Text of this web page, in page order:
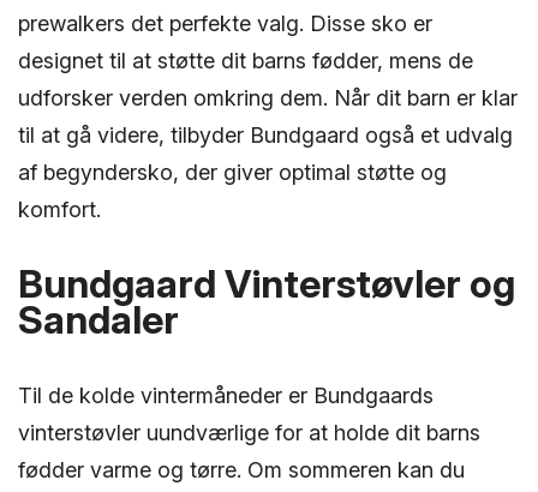
prewalkers det perfekte valg. Disse sko er
designet til at støtte dit barns fødder, mens de
udforsker verden omkring dem. Når dit barn er klar
til at gå videre, tilbyder Bundgaard også et udvalg
af begyndersko, der giver optimal støtte og
komfort.
Bundgaard Vinterstøvler og
Sandaler
Til de kolde vintermåneder er Bundgaards
vinterstøvler uundværlige for at holde dit barns
fødder varme og tørre. Om sommeren kan du